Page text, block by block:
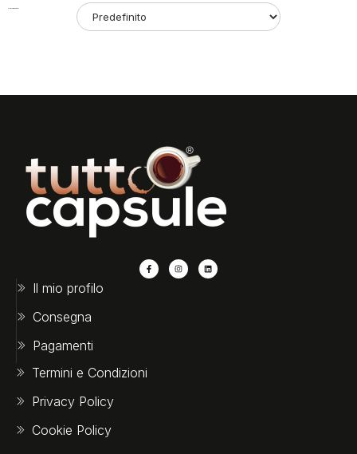
Ordinamento:
Il mio profilo
Consegna
Pagamenti
Termini e Condizioni
Privacy Policy
Cookie Policy